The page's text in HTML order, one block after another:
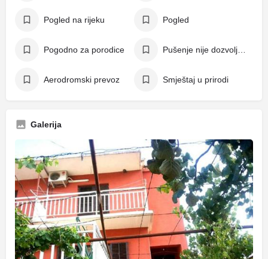
Pogled na rijeku Pogled
Pogodno za porodice
Aerodromski prevoz Smještaj u prirodi
Galerija